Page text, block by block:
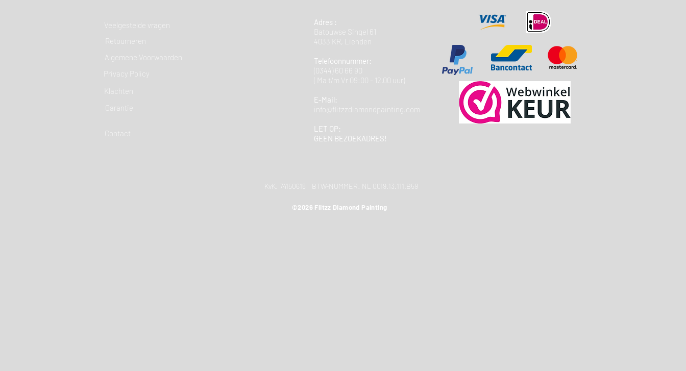
Veelgestelde vragen
Retourneren
Algemene Voorwaarden
Klachten
Garantie
Contact
Adres :
Batouwse Singel 61
4033 KR, Lienden
Telefoonnummer:
(0344) 60 66 90
( Ma t/m Vr 09:00 - 12.00 uur)
E-Mail:
info@flitzzdiamondpainting.com
LET OP:
GEEN BEZOEKADRES!
KvK: 74150618 BTW-NUMMER: NL 0019.13.111.B59
©2026 Flitzz Diamond Painting